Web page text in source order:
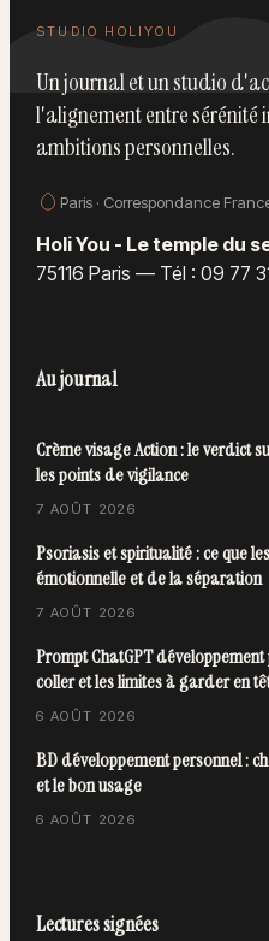
STUDIO HOLIYOU
Un journal et un studio
l'alignement entre sérénité
ambitions personnelles.
Paris · Correspondance
Holi You - Le temple du
75116 Paris — Tél : 09 77
Au journal
Crème visage Action : le verdict
les points de vigilance
7 AOÛT 2026
Psoriasis et spiritualité : ce que
émotionnelle et de la séparation
7 AOÛT 2026
Prompt ChatGPT
coller et les limites à garder en
6 AOÛT 2026
BD développement personnel :
et le bon usage
6 AOÛT 2026
Lectures signées